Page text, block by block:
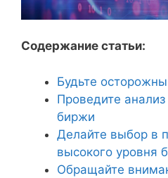
Содержание статьи:
Будьте
Проведите
биржи
Делайте выбор в
высокого уровня
Обращайте